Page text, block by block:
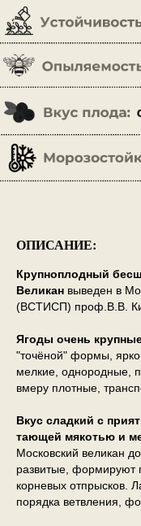
ОПИСАНИЕ:
Крупноплодный
Великан выведен в
(ВСТИСП) проф.В.В.
Ягоды очень
"точёной" формы,
мелкие, однородные,
вмеру плотные,
Вкус сладкий с
тающей мякотью и
Московский великан
развитые, формируют
корневых отпрысков.
порядка ветвления,